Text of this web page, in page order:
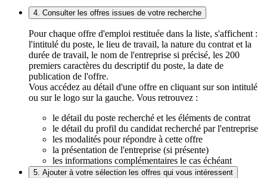
4. Consulter les offres issues de votre recherche
Pour chaque offre d'emploi restituée dans la liste, s'affichent :
l'intitulé du poste, le lieu de travail, la nature du contrat et la
durée de travail, le nom de l'entreprise si précisé, les 200
premiers caractères du descriptif du poste, la date de
publication de l'offre.
Vous accédez au détail d'une offre en cliquant sur son intitulé
ou sur le logo sur la gauche. Vous retrouvez :
le détail du poste recherché et les éléments de contrat
le détail du profil du candidat recherché par l'entreprise
les modalités pour répondre à cette offre
la présentation de l'entreprise (si présente)
les informations complémentaires le cas échéant
5. Ajouter à votre sélection les offres qui vous intéressent